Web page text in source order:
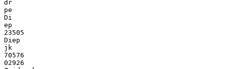
dr
pe
Di
ep
23505
Diep
jk
70576
02926